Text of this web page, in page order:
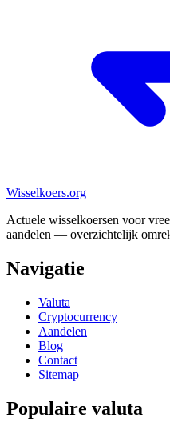
Wisselkoers.org
Actuele wisselkoersen voor
aandelen — overzichtelijk
Navigatie
Valuta
Cryptocurrency
Aandelen
Blog
Contact
Sitemap
Populaire valuta